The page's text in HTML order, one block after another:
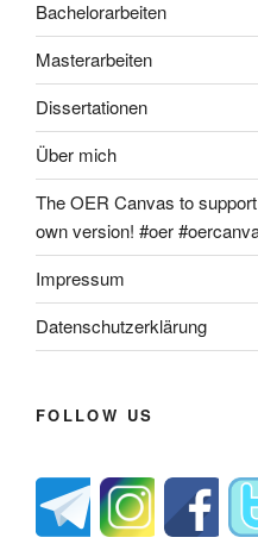
Bachelorarbeiten
Masterarbeiten
Dissertationen
Über mich
The OER Canvas to
own version! #oer
Impressum
Datenschutzerklärung
FOLLOW US